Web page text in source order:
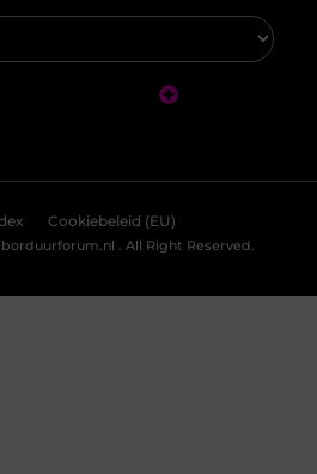
en het analyseren van het gebruik
Voorkeuren
professionele projecten kan